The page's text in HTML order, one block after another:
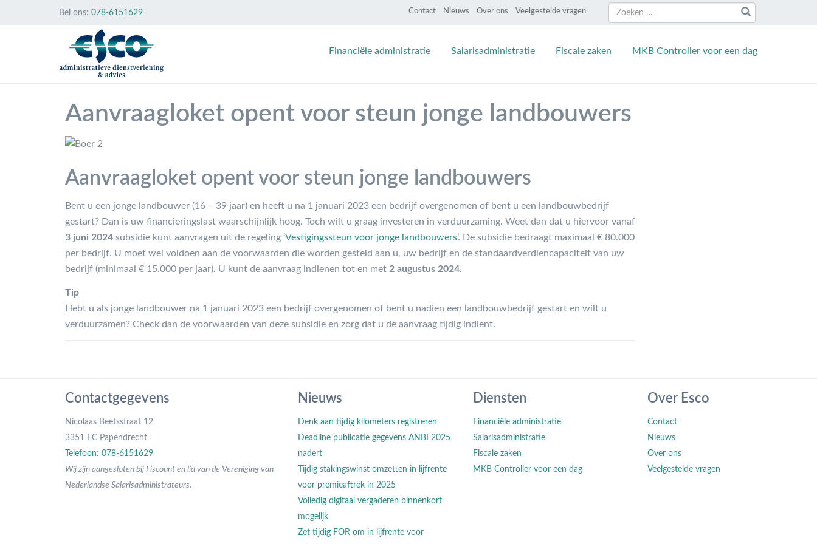
Contact Nieuws Over ons Veelgestelde vragen
Bel ons: 078-6151629
Zoeken
Zoeken
naar:
Financiële administratie Salarisadministratie Fiscale zaken MKB Controller voor een dag
Aanvraagloket opent voor steun jonge landbouwers
Aanvraagloket opent voor steun jonge landbouwers
Bent u een jonge landbouwer (16 – 39 jaar) en heeft u na 1 januari 2023 een bedrijf overgenomen of bent u een landbouwbedrijf
gestart? Dan is uw financieringslast waarschijnlijk hoog. Toch wilt u graag investeren in verduurzaming. Weet dan dat u hiervoor vanaf
3 juni 2024 subsidie kunt aanvragen uit de regeling ‘Vestigingssteun voor jonge landbouwers’. De subsidie bedraagt maximaal € 80.000
per bedrijf. U moet wel voldoen aan de voorwaarden die worden gesteld aan u, uw bedrijf en de standaardverdiencapaciteit van uw
bedrijf (minimaal € 15.000 per jaar). U kunt de aanvraag indienen tot en met 2 augustus 2024.
Tip
Hebt u als jonge landbouwer na 1 januari 2023 een bedrijf overgenomen of bent u nadien een landbouwbedrijf gestart en wilt u
verduurzamen? Check dan de voorwaarden van deze subsidie en zorg dat u de aanvraag tijdig indient.
Contactgegevens
Nicolaas Beetsstraat 12
3351 EC Papendrecht
Telefoon: 078-6151629
Wij zijn aangesloten bij Fiscount en lid van de Vereniging van
Nederlandse Salarisadministrateurs.
Nieuws
Denk aan tijdig kilometers registreren
Deadline publicatie gegevens ANBI 2025
nadert
Tijdig stakingswinst omzetten in lijfrente
voor premieaftrek in 2025
Volledig digitaal vergaderen binnenkort
mogelijk
Zet tijdig FOR om in lijfrente voor
Diensten
Financiële administratie
Salarisadministratie
Fiscale zaken
MKB Controller voor een dag
Over Esco
Contact
Nieuws
Over ons
Veelgestelde vragen